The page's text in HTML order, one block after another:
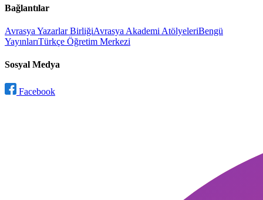
Bağlantılar
Avrasya Yazarlar BirliğiAvrasya Akademi AtölyeleriBengü
YayınlarıTürkçe Öğretim Merkezi
Sosyal Medya
Facebook